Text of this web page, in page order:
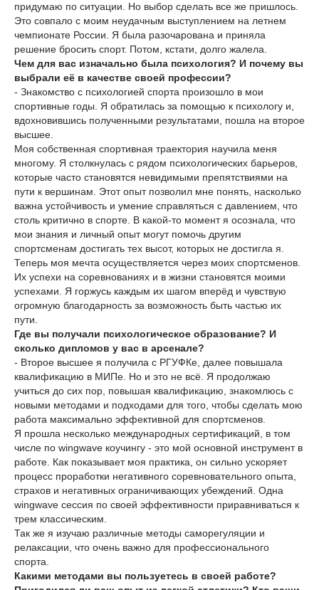
придумаю по ситуации. Но выбор сделать все же пришлось.
Это совпало с моим неудачным выступлением на летнем
чемпионате России. Я была разочарована и приняла
решение бросить спорт. Потом, кстати, долго жалела.
Чем для вас изначально была психология? И почему вы
выбрали её в качестве своей профессии?
- Знакомство с психологией спорта произошло в мои
спортивные годы. Я обратилась за помощью к психологу и,
вдохновившись полученными результатами, пошла на второе
высшее.
Моя собственная спортивная траектория научила меня
многому. Я столкнулась с рядом психологических барьеров,
которые часто становятся невидимыми препятствиями на
пути к вершинам. Этот опыт позволил мне понять, насколько
важна устойчивость и умение справляться с давлением, что
столь критично в спорте. В какой-то момент я осознала, что
мои знания и личный опыт могут помочь другим
спортсменам достигать тех высот, которых не достигла я.
Теперь моя мечта осуществляется через моих спортсменов.
Их успехи на соревнованиях и в жизни становятся моими
успехами. Я горжусь каждым их шагом вперёд и чувствую
огромную благодарность за возможность быть частью их
пути.
Где вы получали психологическое образование? И
сколько дипломов у вас в арсенале?
- Второе высшее я получила с РГУФКе, далее повышала
квалификацию в МИПе. Но и это не всё. Я продолжаю
учиться до сих пор, повышая квалификацию, знакомлюсь с
новыми методами и подходами для того, чтобы сделать мою
работа максимально эффективной для спортсменов.
Я прошла несколько международных сертификаций, в том
числе по wingwave коучингу - это мой основной инструмент в
работе. Как показывает моя практика, он сильно ускоряет
процесс проработки негативного соревновательного опыта,
страхов и негативных ограничивающих убеждений. Одна
wingwave сессия по своей эффективности приравниваться к
трем классическим.
Так же я изучаю различные методы саморегуляции и
релаксации, что очень важно для профессионального
спорта.
Какими методами вы пользуетесь в своей работе?